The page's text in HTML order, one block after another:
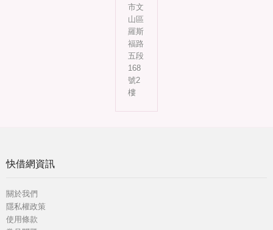
市文
山區
羅斯
福路
五段
168
號2
樓
快借網資訊
關於我們
隱私權政策
使用條款